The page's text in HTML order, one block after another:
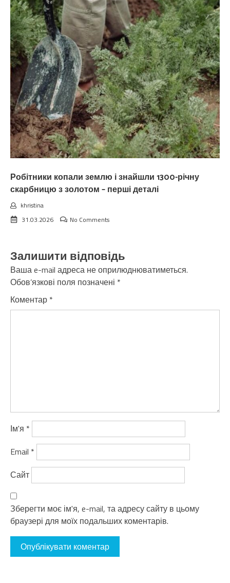
Робітники копали землю і знайшли 1300-річну
скарбницю з золотом – перші деталі
khristina
31.03.2026
No Comments
Залишити відповідь
Ваша e-mail адреса не оприлюднюватиметься.
Обов’язкові поля позначені *
Коментар *
Ім'я *
Email *
Сайт
Зберегти моє ім'я, e-mail, та адресу сайту в цьому
браузері для моїх подальших коментарів.